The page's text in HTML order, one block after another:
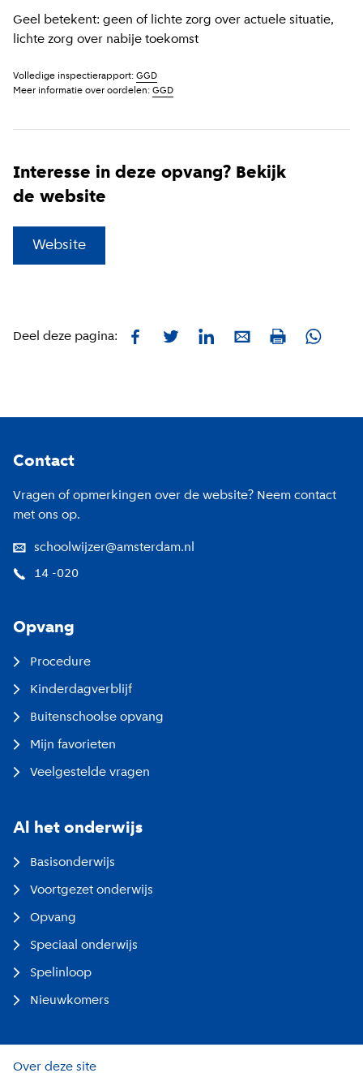
Geel betekent: geen of lichte zorg over actuele situatie,
lichte zorg over nabije toekomst
Volledige inspectierapport: GGD
Meer informatie over oordelen: GGD
Interesse in deze opvang? Bekijk
de website
Website
Deel deze pagina: FacebookTwitterLinkedInE-mailPrint
Contact
Vragen of opmerkingen over de website? Neem contact
met ons op.
schoolwijzer@amsterdam.nl
14 -020
Opvang
Procedure
Kinderdagverblijf
Buitenschoolse opvang
Mijn favorieten
Veelgestelde vragen
Al het onderwijs
Basisonderwijs
Voortgezet onderwijs
Opvang
Speciaal onderwijs
Spelinloop
Nieuwkomers
Over deze site